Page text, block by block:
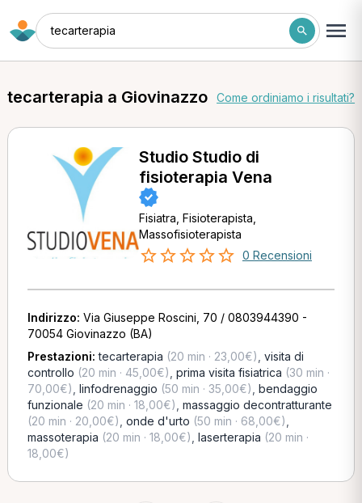
tecarterapia
tecarterapia a Giovinazzo Come ordiniamo i risultati?
Studio Studio di
fisioterapia Vena
Fisiatra, Fisioterapista,
Massofisioterapista
0 Recensioni
Indirizzo: Via Giuseppe Roscini, 70 / 0803944390 -
70054 Giovinazzo (BA)
Prestazioni:tecarterapia (20 min · 23,00€) visita di
controllo (20 min · 45,00€) prima visita fisiatrica (30 min ·
70,00€) linfodrenaggio (50 min · 35,00€) bendaggio
funzionale (20 min · 18,00€) massaggio decontratturante
(20 min · 20,00€) onde d'urto (50 min · 68,00€)
massoterapia (20 min · 18,00€) laserterapia (20 min ·
18,00€)